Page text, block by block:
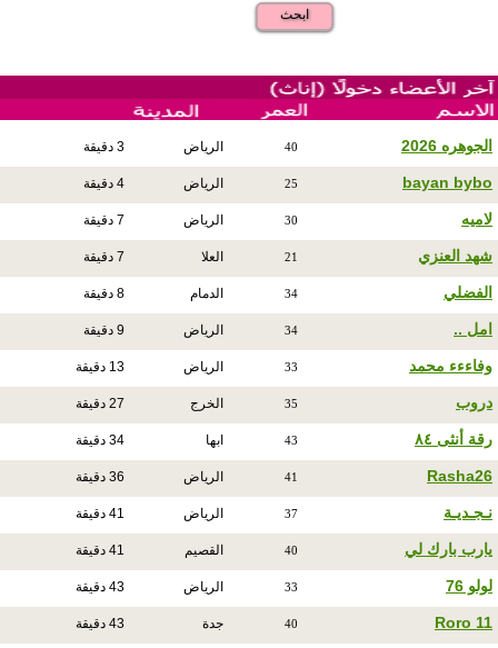
ابحث
الجوهره 2026 40 الرياض 3 دقيقة
bayan bybo
25 الرياض 4 دقيقة
لاميه 30 الرياض 7 دقيقة
شهد العنزي 21 العلا 7 دقيقة
الفضلي 34 الدمام 8 دقيقة
امل .. 34 الرياض 9 دقيقة
وفاءءء محمد 33 الرياض 13 دقيقة
دروب 35 الخرج 27 دقيقة
رقة أنثى ٨٤ 43 ابها 34 دقيقة
Rasha26
41 الرياض 36 دقيقة
نـجـديـة 37 الرياض 41 دقيقة
يارب بارك لي 40 القصيم 41 دقيقة
لولو 76 33 الرياض 43 دقيقة
Roro 11
40 جدة 43 دقيقة